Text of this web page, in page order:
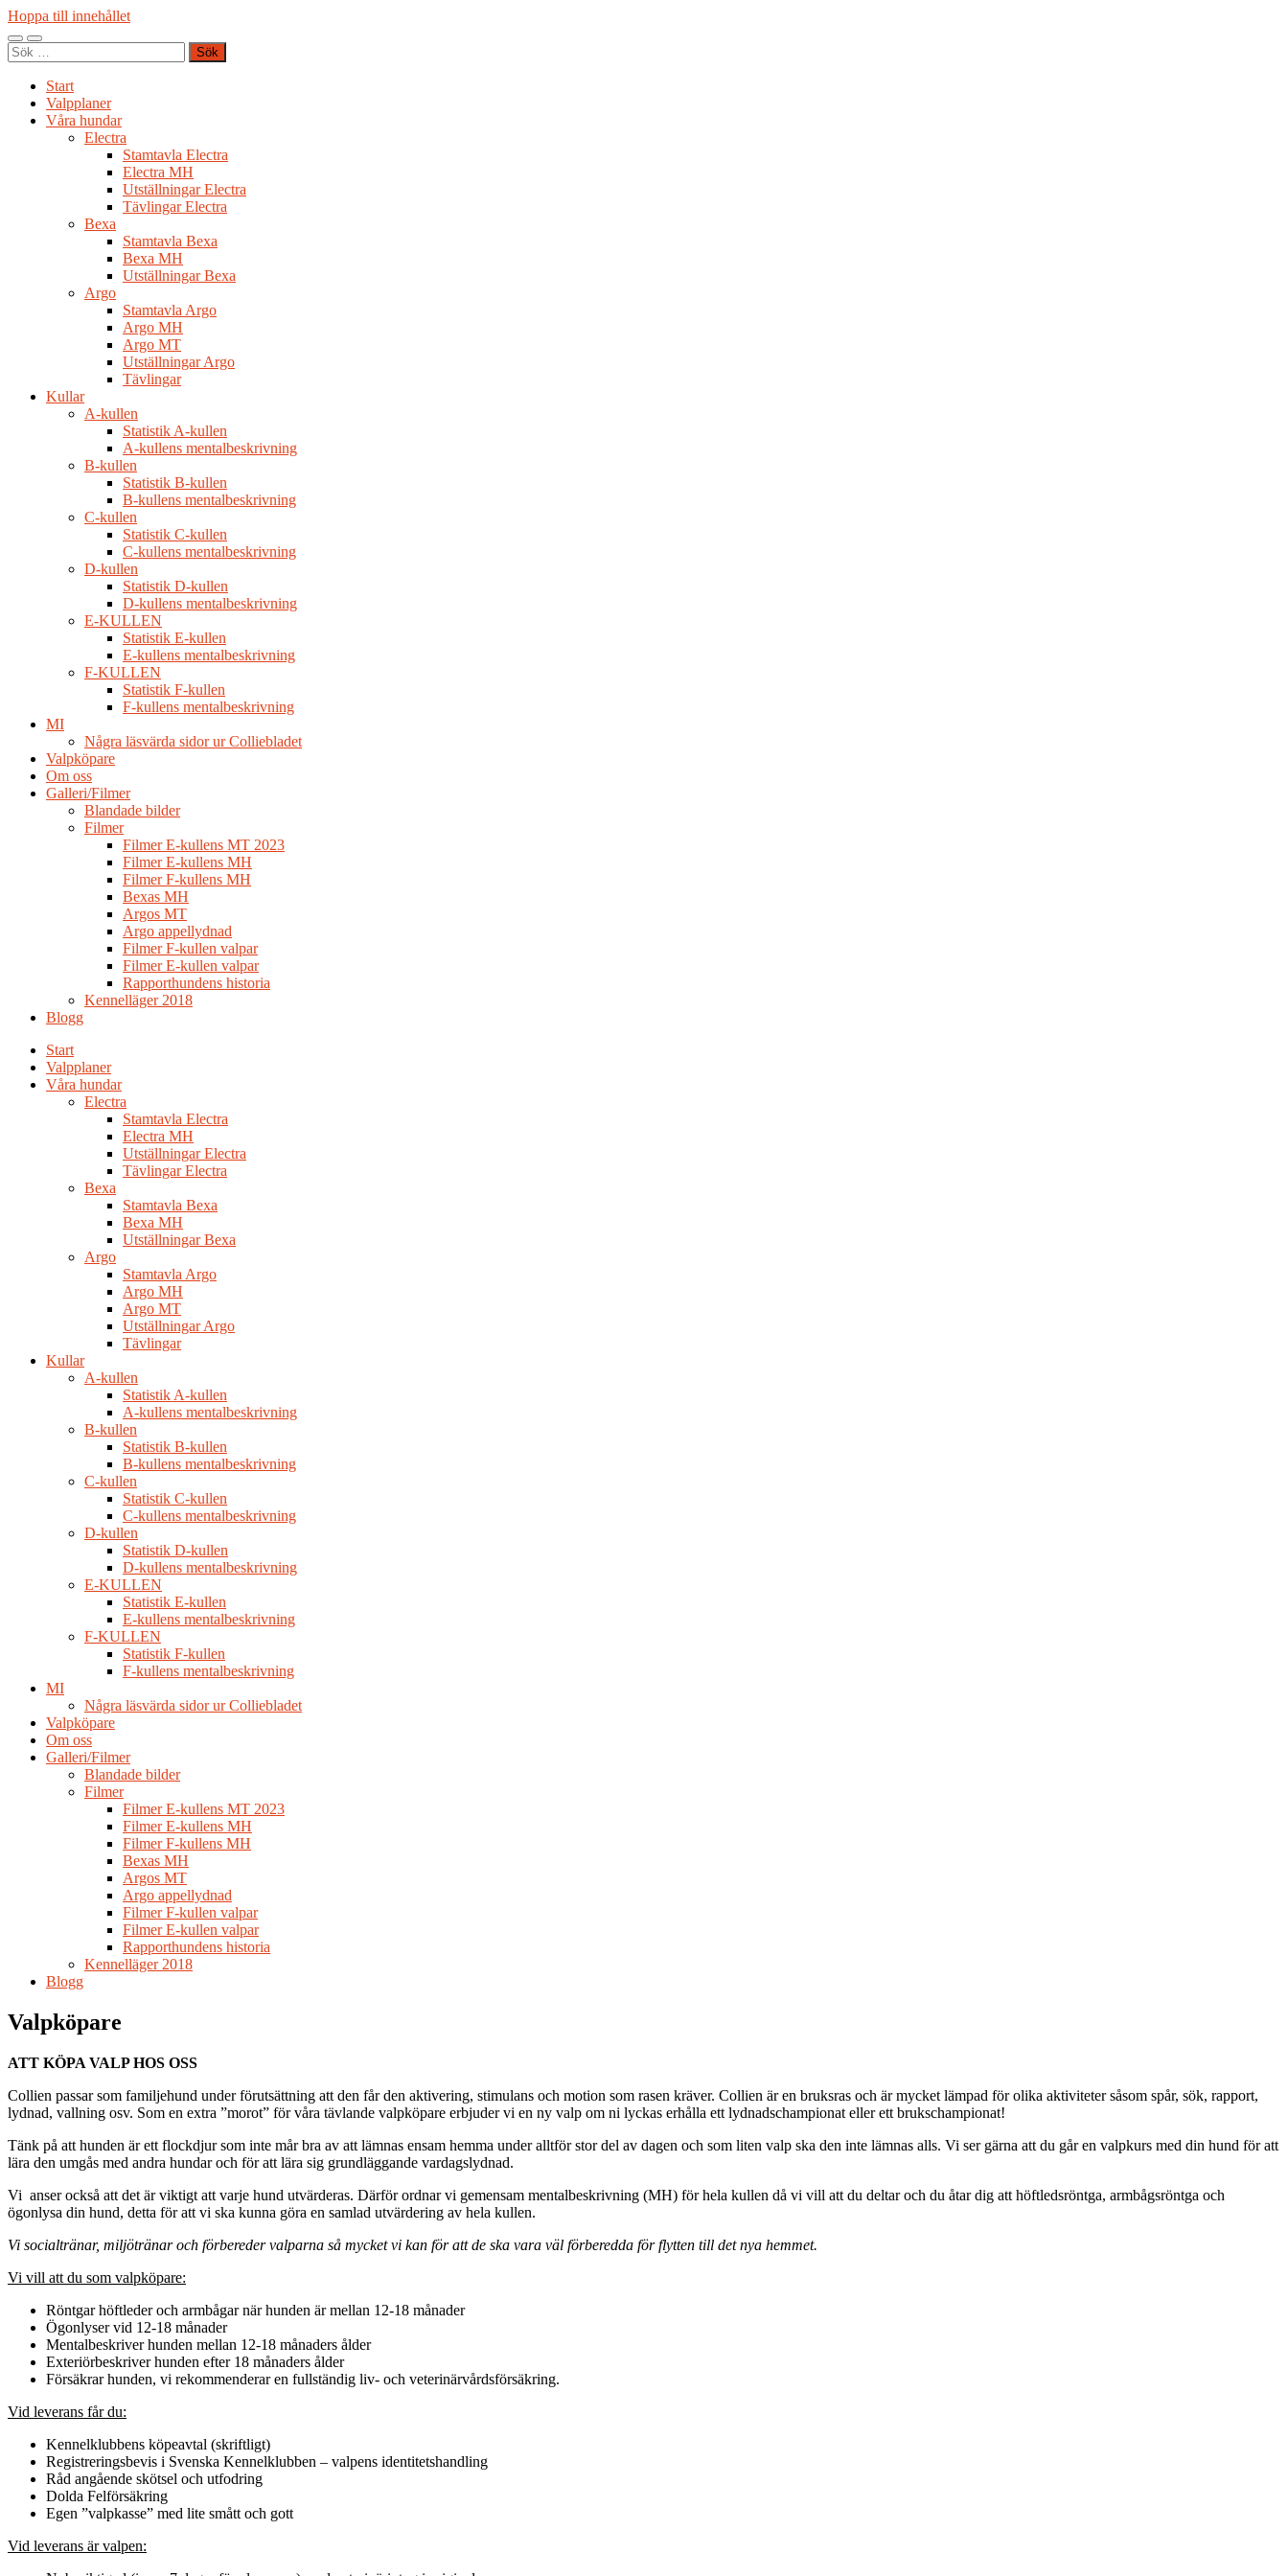
Hoppa till innehållet
Slå
på/av
Slå
på/av
Sök
efter:
Start
Valpplaner
Våra hundar
Electra
Stamtavla Electra
Electra MH
Utställningar Electra
Tävlingar Electra
Bexa
Stamtavla Bexa
Bexa MH
Utställningar Bexa
Argo
Stamtavla Argo
Argo MH
Argo MT
Utställningar Argo
Tävlingar
Kullar
A-kullen
Statistik A-kullen
A-kullens mentalbeskrivning
B-kullen
Statistik B-kullen
B-kullens mentalbeskrivning
C-kullen
Statistik C-kullen
C-kullens mentalbeskrivning
D-kullen
Statistik D-kullen
D-kullens mentalbeskrivning
E-KULLEN
Statistik E-kullen
E-kullens mentalbeskrivning
F-KULLEN
Statistik F-kullen
F-kullens mentalbeskrivning
MI
Några läsvärda sidor ur Colliebladet
Valpköpare
Om oss
Galleri/Filmer
Blandade bilder
Filmer
Filmer E-kullens MT 2023
Filmer E-kullens MH
Filmer F-kullens MH
Bexas MH
Argos MT
Argo appellydnad
Filmer F-kullen valpar
Filmer E-kullen valpar
Rapporthundens historia
Kennelläger 2018
Blogg
Start
Valpplaner
Våra hundar
Electra
Stamtavla Electra
Electra MH
Utställningar Electra
Tävlingar Electra
Bexa
Stamtavla Bexa
Bexa MH
Utställningar Bexa
Argo
Stamtavla Argo
Argo MH
Argo MT
Utställningar Argo
Tävlingar
Kullar
A-kullen
Statistik A-kullen
A-kullens mentalbeskrivning
B-kullen
Statistik B-kullen
B-kullens mentalbeskrivning
C-kullen
Statistik C-kullen
C-kullens mentalbeskrivning
D-kullen
Statistik D-kullen
D-kullens mentalbeskrivning
E-KULLEN
Statistik E-kullen
E-kullens mentalbeskrivning
F-KULLEN
Statistik F-kullen
F-kullens mentalbeskrivning
MI
Några läsvärda sidor ur Colliebladet
Valpköpare
Om oss
Galleri/Filmer
Blandade bilder
Filmer
Filmer E-kullens MT 2023
Filmer E-kullens MH
Filmer F-kullens MH
Bexas MH
Argos MT
Argo appellydnad
Filmer F-kullen valpar
Filmer E-kullen valpar
Rapporthundens historia
Kennelläger 2018
Blogg
Valpköpare
ATT KÖPA VALP HOS OSS
Collien passar som familjehund under förutsättning att den får den aktivering, stimulans och motion som rasen kräver. Collien är en bruksras och är mycket lämpad för olika aktiviteter såsom spår, sök, rapport,
lydnad, vallning osv. Som en extra ”morot” för våra tävlande valpköpare erbjuder vi en ny valp om ni lyckas erhålla ett lydnadschampionat eller ett brukschampionat!
Tänk på att hunden är ett flockdjur som inte mår bra av att lämnas ensam hemma under alltför stor del av dagen och som liten valp ska den inte lämnas alls. Vi ser gärna att du går en valpkurs med din hund för att
lära den umgås med andra hundar och för att lära sig grundläggande vardagslydnad.
Vi anser också att det är viktigt att varje hund utvärderas. Därför ordnar vi gemensam mentalbeskrivning (MH) för hela kullen då vi vill att du deltar och du åtar dig att höftledsröntga, armbågsröntga och
ögonlysa din hund, detta för att vi ska kunna göra en samlad utvärdering av hela kullen.
Vi socialtränar, miljötränar och förbereder valparna så mycket vi kan för att de ska vara väl förberedda för flytten till det nya hemmet.
Vi vill att du som valpköpare:
Röntgar höftleder och armbågar när hunden är mellan 12-18 månader
Ögonlyser vid 12-18 månader
Mentalbeskriver hunden mellan 12-18 månaders ålder
Exteriörbeskriver hunden efter 18 månaders ålder
Försäkrar hunden, vi rekommenderar en fullständig liv- och veterinärvårdsförsäkring.
Vid leverans får du:
Kennelklubbens köpeavtal (skriftligt)
Registreringsbevis i Svenska Kennelklubben – valpens identitetshandling
Råd angående skötsel och utfodring
Dolda Felförsäkring
Egen ”valpkasse” med lite smått och gott
Vid leverans är valpen: